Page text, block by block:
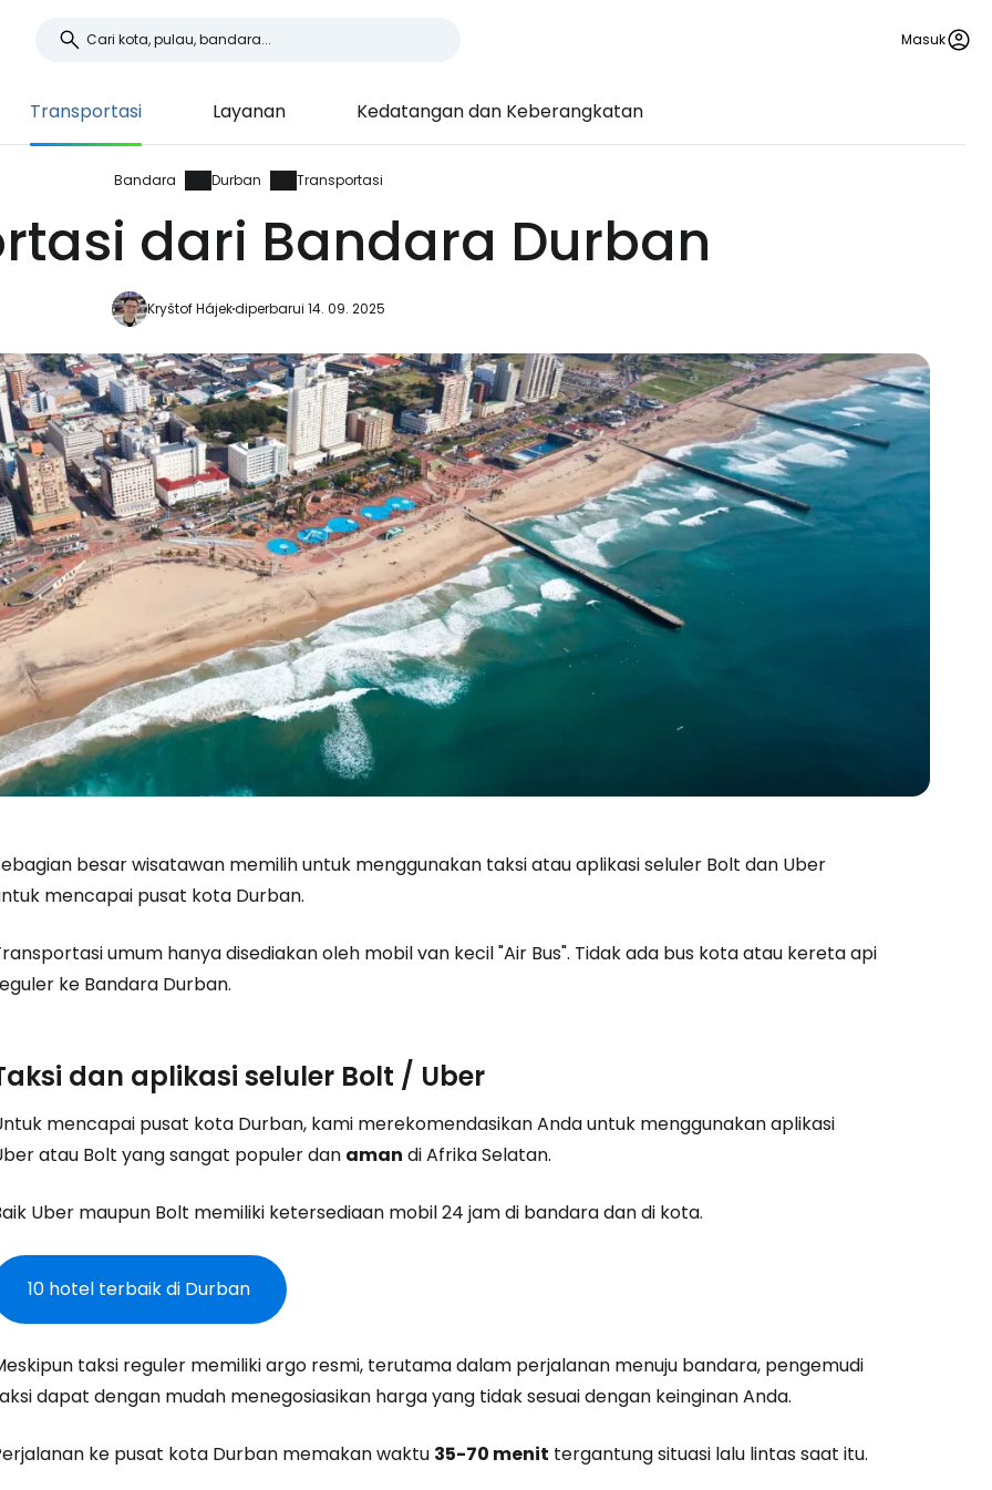
Masuk
Transportasi Layanan Kedatangan dan Keberangkatan
Bandara Durban Transportasi
dari Bandara Durban
Kryštof Hájekdiperbarui 14. 09. 2025
besar wisatawan memilih untuk menggunakan taksi atau aplikasi seluler Bolt dan Uber
mencapai pusat kota Durban.
umum hanya disediakan oleh mobil van kecil"Air Bus". Tidak ada bus kota atau kereta api
ke Bandara Durban.
dan aplikasi seluler Bolt / Uber
mencapai pusat kota Durban, kami merekomendasikan Anda untuk menggunakan aplikasi
atau Bolt yang sangat populer dan aman di Afrika Selatan.
Uber maupun Bolt memiliki ketersediaan mobil 24 jam di bandara dan di kota.
10 hotel terbaik di Durban
taksi reguler memiliki argo resmi, terutama dalam perjalanan menuju bandara, pengemudi
dapat dengan mudah menegosiasikan harga yang tidak sesuai dengan keinginan Anda.
ke pusat kota Durban memakan waktu 35-70 menit tergantung situasi lalu lintas saat itu.